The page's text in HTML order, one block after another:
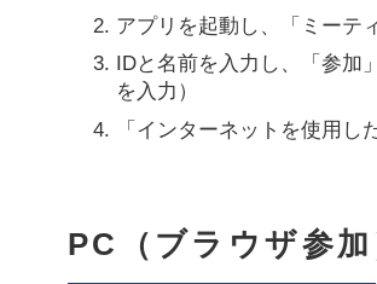
アプリを起動し、「ミーテ
IDと名前を入力し、「参加
を入力）
「インターネットを使用し
PC（ブラウザ参